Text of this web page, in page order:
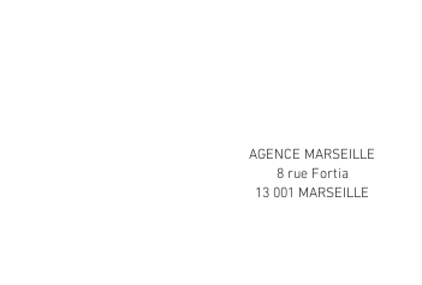
AGENCE MARSEILLE
8 rue Fortia
13 001 MARSEILLE